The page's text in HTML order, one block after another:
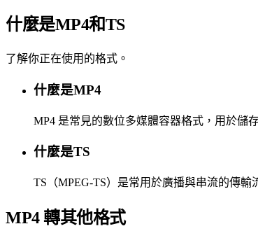
什麼是MP4和TS
了解你正在使用的格式。
什麼是MP4
MP4 是常見的數位多媒體容器格式，用於儲
什麼是TS
TS（MPEG-TS）是常用於廣播與串流的傳輸
MP4 轉其他格式